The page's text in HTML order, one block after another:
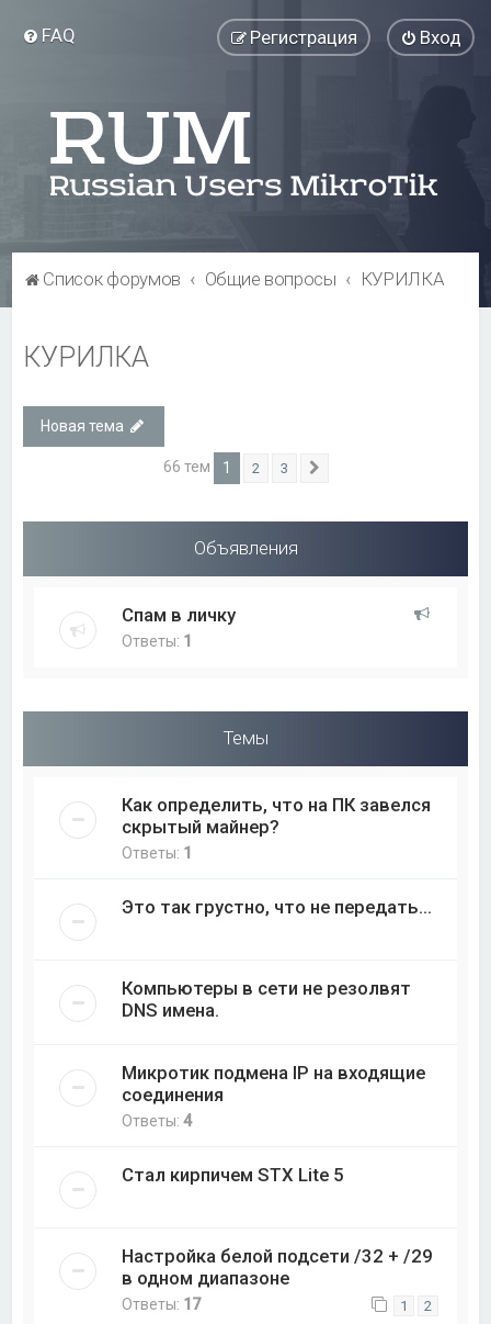
FAQ Вход
Регистрация
Список форумов Общие вопросы КУРИЛКА
КУРИЛКА
Новая тема
66 тем 1 2 3
Объявления
Спам в личку
Ответы: 1
Темы
Как определить, что на ПК завелся
скрытый майнер?
Ответы: 1
Это так грустно, что не передать...
Компьютеры в сети не резолвят
DNS имена.
Микротик подмена IP на входящие
соединения
Ответы:4
Стал кирпичем STX Lite 5
Настройка белой подсети /32 + /29
в одном диапазоне
Ответы: 17 1 2